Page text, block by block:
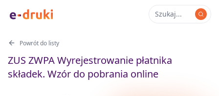
Powrót do listy
ZUS ZWPA Wyrejestrowanie płatnika
składek. Wzór do pobrania online